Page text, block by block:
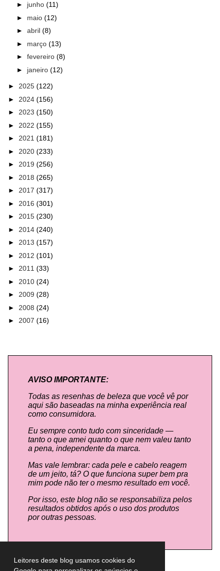
Leitores deste blog usamos cookies do
► junho (11)
► maio (12)
► abril (8)
► março (13)
► fevereiro (8)
► janeiro (12)
► 2025 (122)
► 2024 (156)
► 2023 (150)
► 2022 (155)
► 2021 (181)
► 2020 (233)
► 2019 (256)
► 2018 (265)
► 2017 (317)
► 2016 (301)
► 2015 (230)
► 2014 (240)
► 2013 (157)
► 2012 (101)
► 2011 (33)
► 2010 (24)
► 2009 (28)
► 2008 (24)
► 2007 (16)
AVISO IMPORTANTE:
Todas as resenhas de beleza que você vê por
aqui são baseadas na minha experiência real
como consumidora.
Eu sempre conto tudo com sinceridade —
tanto o que amei quanto o que nem valeu tanto
a pena, independente da marca.
Mas vale lembrar: cada pele e cabelo reagem
de um jeito, tá? O que funciona super bem pra
mim pode não ter o mesmo resultado em você.
Por isso, este blog não se responsabiliza pelos
resultados obtidos após o uso dos produtos
por outras pessoas.